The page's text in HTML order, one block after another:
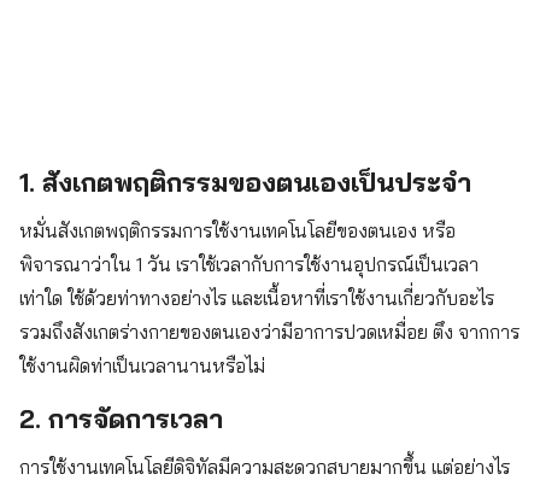
1. สังเกตพฤติกรรมของตนเองเป็นประจำ
หมั่นสังเกตพฤติกรรมการใช้งานเทคโนโลยีของตนเอง หรือ
พิจารณาว่าใน 1 วัน เราใช้เวลากับการใช้งานอุปกรณ์เป็นเวลา
เท่าใด ใช้ด้วยท่าทางอย่างไร และเนื้อหาที่เราใช้งานเกี่ยวกับอะไร
รวมถึงสังเกตร่างกายของตนเองว่ามีอาการปวดเหมื่อย ตึง จากการ
ใช้งานผิดท่าเป็นเวลานานหรือไม่
2. การจัดการเวลา
การใช้งานเทคโนโลยีดิจิทัลมีความสะดวกสบายมากขึ้น แต่อย่างไร